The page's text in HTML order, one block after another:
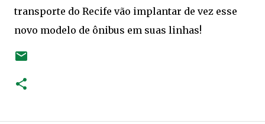
transporte do Recife vão implantar de vez esse
novo modelo de ônibus em suas linhas!